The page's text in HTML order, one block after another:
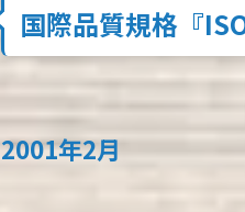
国際品質規格『
2001年2月